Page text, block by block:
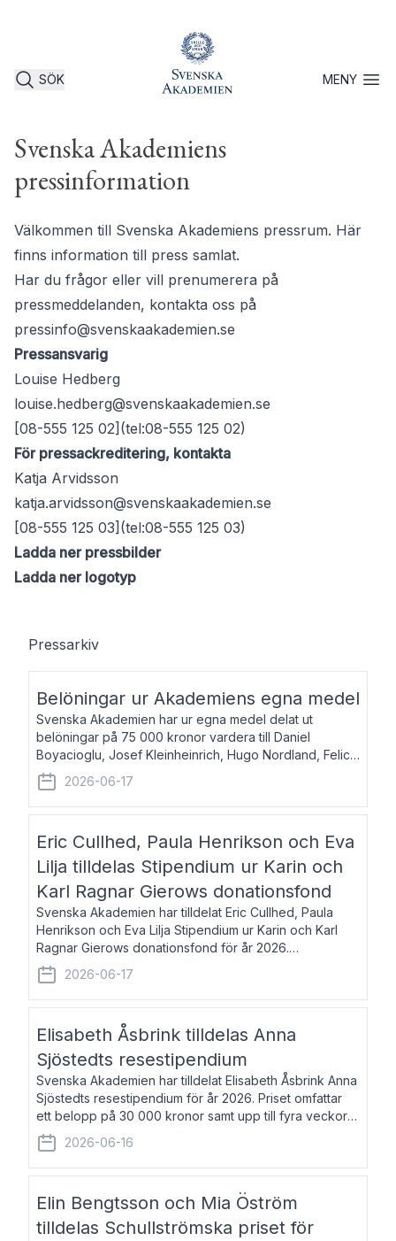
SÖK MENYÖppna
Svenska Akademiens
pressinformation
Välkommen till Svenska Akademiens pressrum. Här
finns information till press samlat.
Har du frågor eller vill prenumerera på
pressmeddelanden, kontakta oss på
pressinfo@svenskaakademien.se
Pressansvarig
Louise Hedberg
louise.hedberg@svenskaakademien.se
[08-555 125 02](tel:08-555 125 02)
För pressackreditering, kontakta
Katja Arvidsson
katja.arvidsson@svenskaakademien.se
[08-555 125 03](tel:08-555 125 03)
Ladda ner pressbilder
Ladda ner logotyp
Pressarkiv
Belöningar ur Akademiens egna medel
Svenska Akademien har ur egna medel delat ut
belöningar på 75 000 kronor vardera till Daniel
Boyacioglu, Josef Kleinheinrich, Hugo Nordland, Felicia
Stenroth och Svante Strandberg. Daniel Boyacioglu,
född 1981, är poet och scenartist. Josef
2026-06-17
Eric Cullhed, Paula Henrikson och Eva
Lilja tilldelas Stipendium ur Karin och
Karl Ragnar Gierows donationsfond
Svenska Akademien har tilldelat Eric Cullhed, Paula
Henrikson och Eva Lilja Stipendium ur Karin och Karl
Ragnar Gierows donationsfond för år 2026.
Stipendiebeloppet är på 70 000 kronor vardera. Eric
Cullhed, född 1985, är professor i grekis
2026-06-17
Elisabeth Åsbrink tilldelas Anna
Sjöstedts resestipendium
Svenska Akademien har tilldelat Elisabeth Åsbrink Anna
Sjöstedts resestipendium för år 2026. Priset omfattar
ett belopp på 30 000 kronor samt upp till fyra veckors
fri vistelse i Akademiens lägenhet i Berlin. Elisabeth
Åsbrink, född 1965 oc
2026-06-16
Elin Bengtsson och Mia Öström
tilldelas Schullströmska priset för